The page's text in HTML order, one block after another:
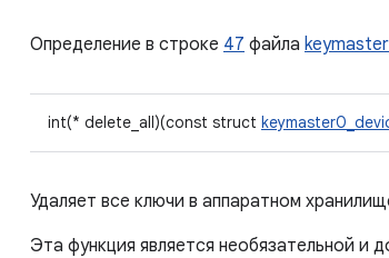
Определение в строке 47 файла
int(* delete_all)(const struct
Удаляет все ключи в аппаратном
Эта функция является необязательной и